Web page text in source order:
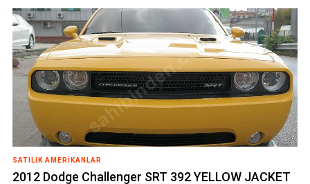
SATILIK AMERIKANLAR
2012 Dodge Challenger SRT 392 YELLOW JACKET